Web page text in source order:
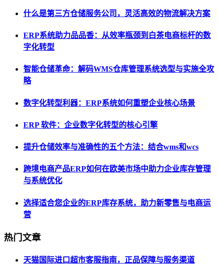
什么是第三方仓储服务公司，灵活高效的物流解决方案
ERP系统助力品品香：从效率瓶颈到白茶电商标杆的数
字化转型
智能仓储革命：解码WMS仓库管理系统选型与实施全攻
略
数字化转型利器：ERP系统如何重塑企业核心场景
ERP 软件：企业数字化转型的核心引擎
提升仓储效率与准确性的五个方法：结合wms和wcs
跨境电商产品ERP如何在欧美市场中助力企业库存管理
与系统优化
选择适合您企业的ERP库存系统，助力新零售与电商运
营
热门文章
天猫国际进口超市客服指南，正品保障与服务渠道